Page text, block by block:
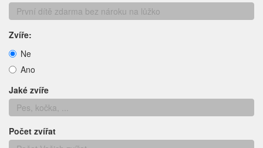
Zvíře:
Ne
Ano
Jaké zvíře
Počet zvířat